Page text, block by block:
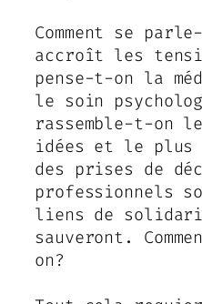
Comment se
accroît les
pense-t-on la
le soin
rassemble-t-on
idées et le plus
des prises de
professionnels
liens de
sauveront.
on?